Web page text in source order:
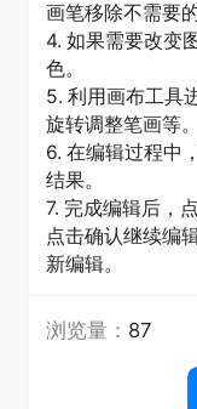
画笔移除不需要
4. 如果需要改变
色。
5. 利用画布工具
旋转调整笔画等。
6. 在编辑过程中
结果。
7. 完成编辑后，
点击确认继续编
新编辑。
浏览量： 87